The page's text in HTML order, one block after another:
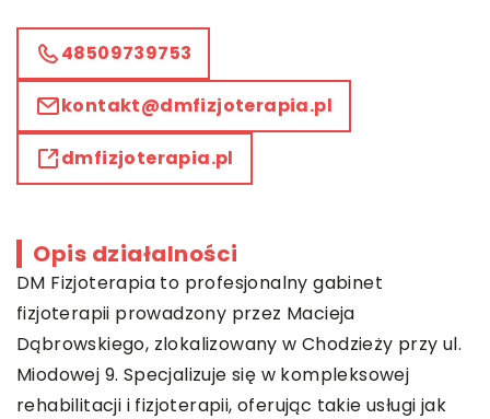
48509739753
kontakt@dmfizjoterapia.pl
dmfizjoterapia.pl
Opis działalności
DM Fizjoterapia to profesjonalny gabinet
fizjoterapii prowadzony przez Macieja
Dąbrowskiego, zlokalizowany w Chodzieży przy ul.
Miodowej 9. Specjalizuje się w kompleksowej
rehabilitacji i fizjoterapii, oferując takie usługi jak